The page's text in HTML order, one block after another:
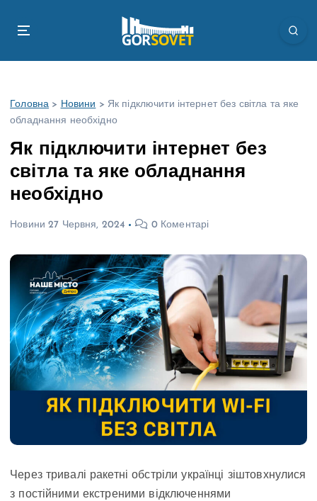
Головна > Новини > Як підключити інтернет без світла та яке
обладнання необхідно
Як підключити інтернет без
світла та яке обладнання
необхідно
Новини 27 Червня, 2024 0 Коментарі
Через тривалі ракетні обстріли українці зіштовхнулися
з постійними екстреними відключеннями